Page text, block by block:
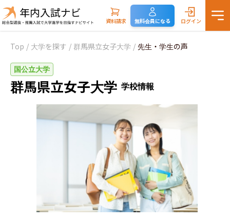
資料請求 無料会員になる ログイン
Top / 大学を探す / 群馬県立女子大学 / 先生・学生の声
国公立大学
群馬県立女子大学 学校情報